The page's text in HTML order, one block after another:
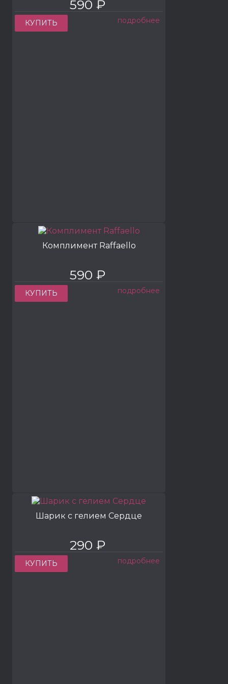
590 ₽
КУПИТЬ подробнее
Комплимент Raffaello
590 ₽
КУПИТЬ подробнее
Шарик с гелием Сердце
290 ₽
КУПИТЬ подробнее